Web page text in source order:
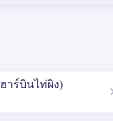
าร์บินไท่ผิง)